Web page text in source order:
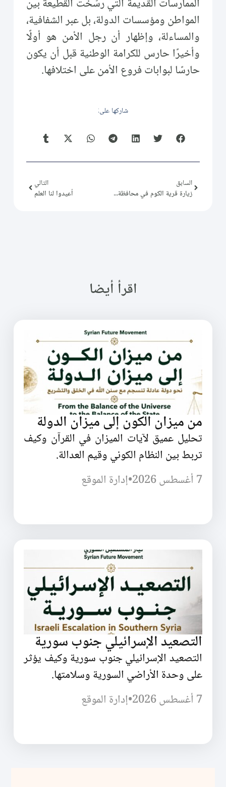
الممارسات القديمة التي رسّخت القطيعة بين
المواطن ومؤسسات الدولة، بل عبر الشفافية،
والمساءلة، وإظهار أن رجل الأمن هو أولًا
وأخيرًا حارس للكرامة الوطنية قبل أن يكون
حارسًا لبوابات فروع الأمن على اختلافها.
شاركها على:
السابق
زيارة قرية الكوم في محافظة القنيطرة
التالي
أعيدوا لنا العلم
اقرأ أيضا
من ميزان الكون إلى ميزان الدولة
تحليل عميق لآيات الميزان في القرآن وكيف
تربط بين النظام الكوني وقيم العدالة.
7 أغسطس 2026
•إدارة الموقع
التصعيد الإسرائيلي جنوب سورية
التصعيد الإسرائيلي جنوب سورية وكيف يؤثر
على وحدة الأراضي السورية وسلامتها.
7 أغسطس 2026
•إدارة الموقع